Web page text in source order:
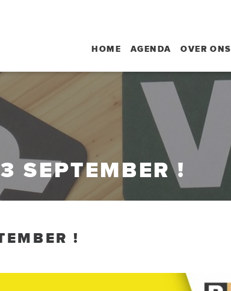
HOME AGENDA OVER ONS
SEPTEMBER !
!